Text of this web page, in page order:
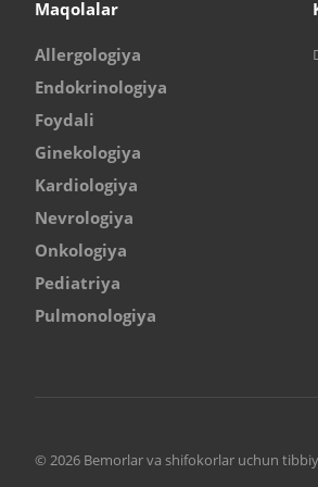
Maqolalar
Allergologiya
Endokrinologiya
Foydali
Ginekologiya
Kardiologiya
Nevrologiya
Onkologiya
Pediatriya
Pulmonologiya
© 2026 Bemorlar va shifokorlar uchun tibbiy